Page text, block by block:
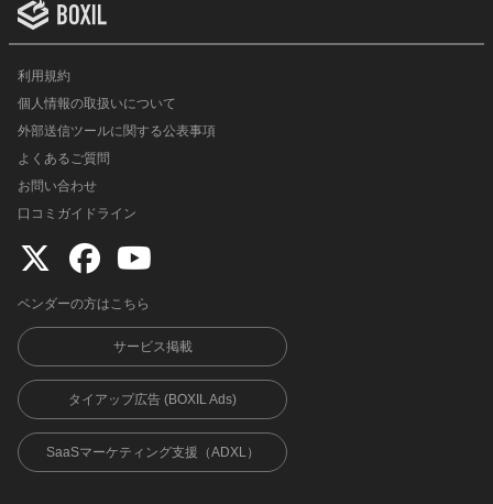
利用規約
個人情報の取扱いについて
外部送信ツールに関する公表事項
よくあるご質問
お問い合わせ
口コミガイドライン
ベンダーの方はこちら
サービス掲載
タイアップ広告 (BOXIL Ads)
SaaSマーケティング支援（ADXL）